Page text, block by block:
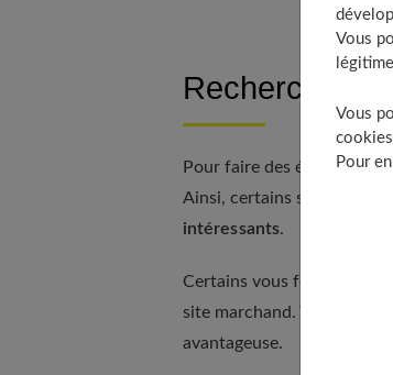
Recherchez
Pour faire des économies,
Ainsi, certains sites,
intéressants.
Certains vous font ainsi
site marchand. Vous
avantageuse.
Vous
Vous
cookies
Pour